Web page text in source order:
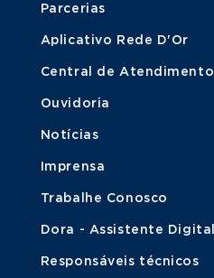
Parcerias
Aplicativo Rede D'Or
Central de Atendimento
Ouvidoria
Notícias
Imprensa
Trabalhe Conosco
Dora - Assistente Digital
Responsáveis técnicos